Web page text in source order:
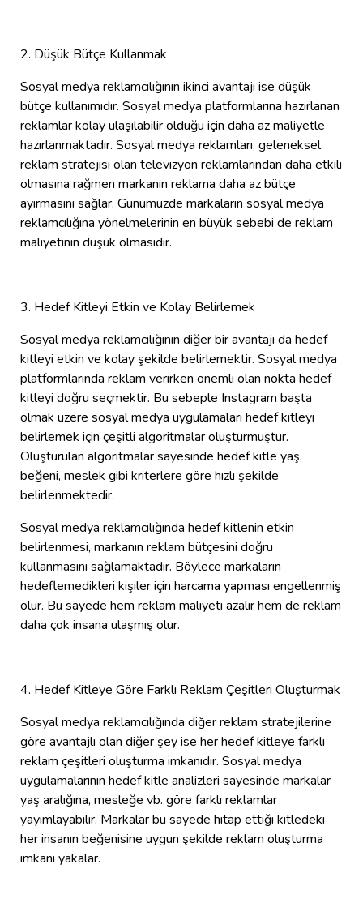
2. Düşük Bütçe Kullanmak
Sosyal medya reklamcılığının ikinci avantajı ise düşük
bütçe kullanımıdır. Sosyal medya platformlarına hazırlanan
reklamlar kolay ulaşılabilir olduğu için daha az maliyetle
hazırlanmaktadır. Sosyal medya reklamları, geleneksel
reklam stratejisi olan televizyon reklamlarından daha etkili
olmasına rağmen markanın reklama daha az bütçe
ayırmasını sağlar. Günümüzde markaların sosyal medya
reklamcılığına yönelmelerinin en büyük sebebi de reklam
maliyetinin düşük olmasıdır.
3. Hedef Kitleyi Etkin ve Kolay Belirlemek
Sosyal medya reklamcılığının diğer bir avantajı da hedef
kitleyi etkin ve kolay şekilde belirlemektir. Sosyal medya
platformlarında reklam verirken önemli olan nokta hedef
kitleyi doğru seçmektir. Bu sebeple Instagram başta
olmak üzere sosyal medya uygulamaları hedef kitleyi
belirlemek için çeşitli algoritmalar oluşturmuştur.
Oluşturulan algoritmalar sayesinde hedef kitle yaş,
beğeni, meslek gibi kriterlere göre hızlı şekilde
belirlenmektedir.
Sosyal medya reklamcılığında hedef kitlenin etkin
belirlenmesi, markanın reklam bütçesini doğru
kullanmasını sağlamaktadır. Böylece markaların
hedeflemedikleri kişiler için harcama yapması engellenmiş
olur. Bu sayede hem reklam maliyeti azalır hem de reklam
daha çok insana ulaşmış olur.
4. Hedef Kitleye Göre Farklı Reklam Çeşitleri Oluşturmak
Sosyal medya reklamcılığında diğer reklam stratejilerine
göre avantajlı olan diğer şey ise her hedef kitleye farklı
reklam çeşitleri oluşturma imkanıdır. Sosyal medya
uygulamalarının hedef kitle analizleri sayesinde markalar
yaş aralığına, mesleğe vb. göre farklı reklamlar
yayımlayabilir. Markalar bu sayede hitap ettiği kitledeki
her insanın beğenisine uygun şekilde reklam oluşturma
imkanı yakalar.